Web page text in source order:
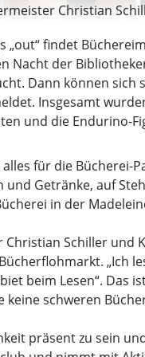
Christian
„out“ findet
Nacht der
Dann können sich
Insgesamt
und die Endurino-
für die Bücherei-
und Getränke, auf
in der
Schiller und
„Ich
beim Lesen“. Das
keine schweren
präsent zu sein